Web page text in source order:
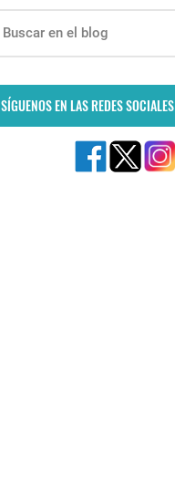
SÍGUENOS EN LAS REDES SOCIALES